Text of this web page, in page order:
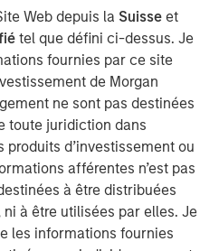
Web depuis la Suisse et
tel que défini ci-dessus. Je
fournies par ce site
de Morgan
ne sont pas destinées
toute juridiction dans
d’investissement ou
afférentes n’est pas
à être distribuées
à être utilisées par elles. Je
les informations fournies
to PE fundamentals.
are uniquely positioned
present cycle has several
leading to healthier exits
to PE investors.”